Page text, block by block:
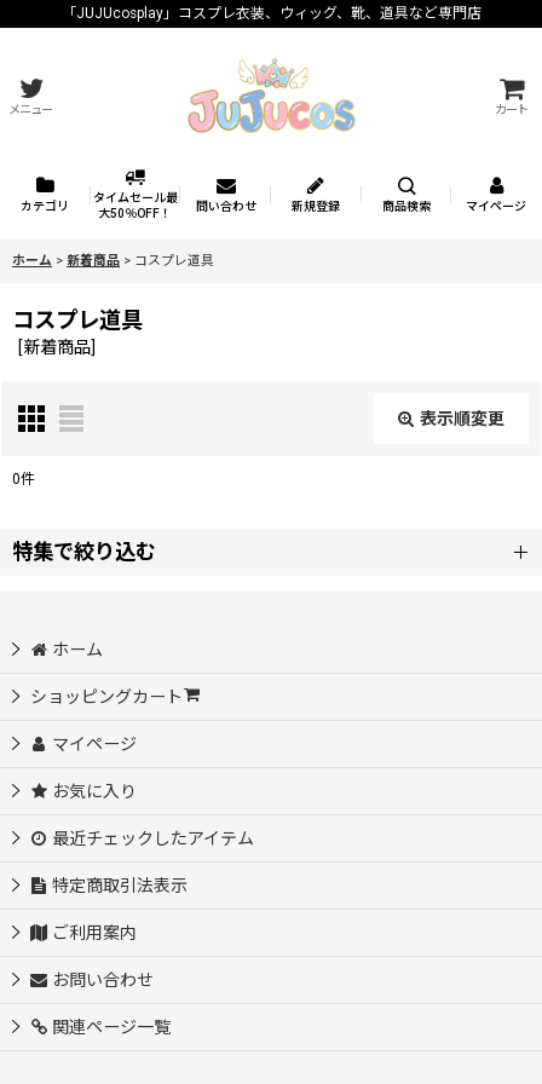
「JUJUcosplay」コスプレ衣装、ウィッグ、靴、道具など専門店
メニュー カート
カテゴリ
タイムセール最
大50％OFF！
問い合わせ 新規登録 商品検索 マイページ
ホーム > 新着商品 > コスプレ道具
コスプレ道具
[新着商品]
表示順変更
0件
特集で絞り込む
コスプレ靴/プーツ
コスプレウィッグ
コスプレ衣装/DM
ホーム
ショッピングカート
マイページ
お気に入り
最近チェックしたアイテム
特定商取引法表示
ご利用案内
お問い合わせ
関連ページ一覧